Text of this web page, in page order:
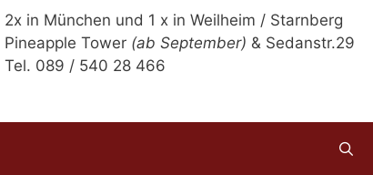
2x in München und 1 x in Weilheim / Starnberg
Pineapple Tower (ab September) & Sedanstr.29
Tel. 089 / 540 28 466